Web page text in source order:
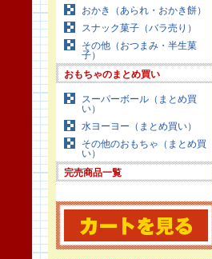
おかき（あられ・おかき餅）
スナック菓子（バラ売り）
その他（おつまみ・半生菓
子）
おもちゃのまとめ買い
スーパーボール（まとめ買
い）
水ヨーヨー（まとめ買い）
その他のおもちゃ（まとめ買
い）
完売商品一覧